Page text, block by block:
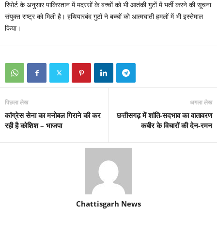
रिपोर्ट के अनुसार पाकिस्‍तान में मदरसों के बच्‍चों को भी आतंकी गुटों में भर्ती करने की सूचना
संयुक्‍त राष्‍ट्र को मिली है। हथियारबंद गुटों ने बच्‍चों को आत्‍मघाती हमलों में भी इस्‍तेमाल
किया।
पिछला लेख
कांग्रेस सेना का मनोबल गिराने की कर
रही है कोशिश – भाजपा
अगला लेख
छत्तीसगढ़ में शांति-सदभाव का वातावरण
कबीर के विचारों की देन-रमन
Chattisgarh News